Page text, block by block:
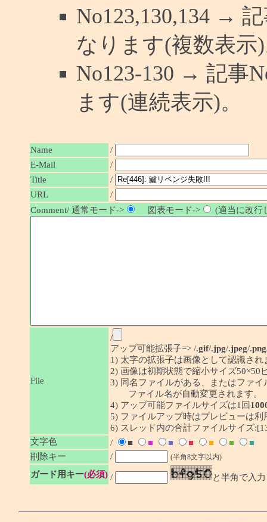
No123,130,134 →
なります(複数表示
No123-130 → 記事
ます(連続表示)。
Name
/
E-Mail
/
Title
/
URL
/
Comment/ 通常モード->
図表モード-> (適当に改行
File
/
アップ可能拡張子=> /.gif/.jpg/.jpeg/.png
1) 太字の拡張子は画像として認識され
2) 画像は初期状態で縮小サイズ50×50
3) 同名ファイルがある、またはファ
ファイル名が自動変更されます。
4) アップ可能ファイルサイズは1回
5) ファイルアップ時はプレビューは利
6) スレッド内の合計ファイルサイズ
文字色
/ ■ ■ ■ ■ ■ ■
■
削除キー
/ (半角8文字以内)
ガード用キー(必須) / と半角で入力